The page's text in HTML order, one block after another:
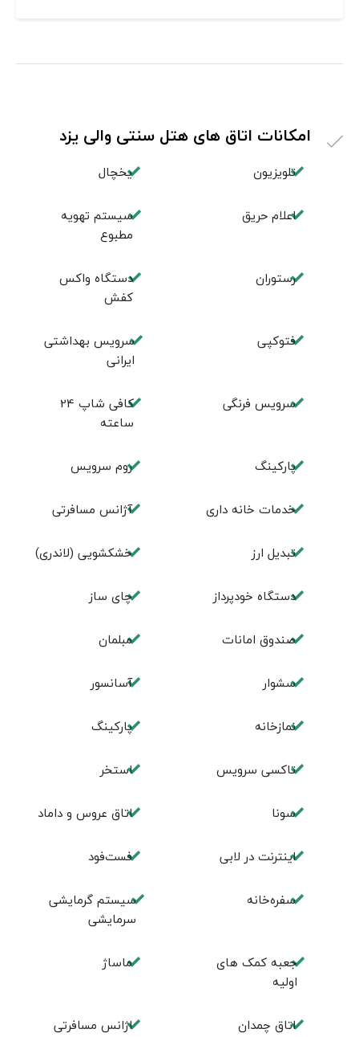
امکانات اتاق های هتل سنتی والی یزد
تلویزیون یخچال
اعلام حریق
سیستم تهویه
مطبوع
رستوران
دستگاه واکس
کفش
فتوکپی
سرویس بهداشتی
ایرانی
سرویس فرنگی
کافی شاپ 24
ساعته
پاركينگ روم سرويس
خدمات خانه داری آژانس مسافرتی
تبديل ارز خشکشویی (لاندری)
دستگاه خودپرداز چای ساز
صندوق امانات مبلمان
سشوار آسانسور
نمازخانه پارکینگ
تاکسی سرویس استخر
سونا اتاق عروس و داماد
اینترنت در لابی فست‌فود
سفره‌خانه
سیستم گرمایشی
سرمایشی
جعبه کمک های
اولیه
ماساژ
اتاق چمدان اژانس مسافرتی